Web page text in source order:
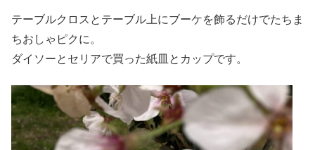
テーブルクロスとテーブル上にブーケを飾るだけでたちま
ちおしゃピクに。
ダイソーとセリアで買った紙皿とカップです。